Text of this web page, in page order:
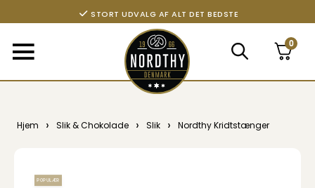
STORT UDVALG AF ALT DET BEDSTE
0
Hjem › Slik & Chokolade › Slik › Nordthy Kridtstænger
POPULÆR